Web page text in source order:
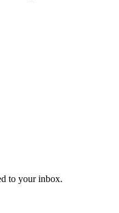
to your inbox.